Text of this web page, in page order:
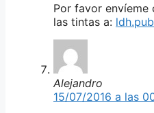
Por favor
las tintas a:
Alejandro
15/07/2016 a las